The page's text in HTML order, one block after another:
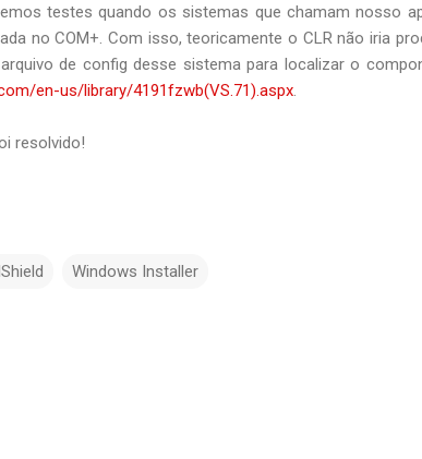
testes quando os sistemas que chamam nosso
no COM+. Com isso, teoricamente o CLR não iria
de config desse sistema para localizar o
en-us/library/4191fzwb(VS.71).aspx
resolvido!
Windows Installer